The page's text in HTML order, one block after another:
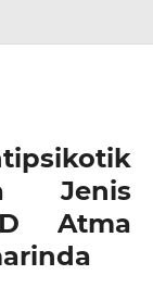
Jenis
Atma